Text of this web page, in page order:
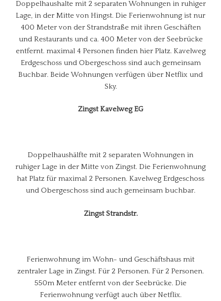
Doppelhaushalte mit 2 separaten Wohnungen in ruhiger
Lage, in der Mitte von Hingst. Die Ferienwohnung ist nur
400 Meter von der Strandstraße mit ihren Geschäften
und Restaurants und ca. 400 Meter von der Seebrücke
entfernt. maximal 4 Personen finden hier Platz. Kavelweg
Erdgeschoss und Obergeschoss sind auch gemeinsam
Buchbar. Beide Wohnungen verfügen über Netflix und
Sky.
Zingst Kavelweg EG
Doppelhaushälfte mit 2 separaten Wohnungen in
ruhiger Lage in der Mitte von Zingst. Die Ferienwohnung
hat Platz für maximal 2 Personen. Kavelweg Erdgeschoss
und Obergeschoss sind auch gemeinsam buchbar.
Zingst Strandstr.
Ferienwohnung im Wohn- und Geschäftshaus mit
zentraler Lage in Zingst. Für 2 Personen. Für 2 Personen.
550m Meter entfernt von der Seebrücke. Die
Ferienwohnung verfügt auch über Netflix.